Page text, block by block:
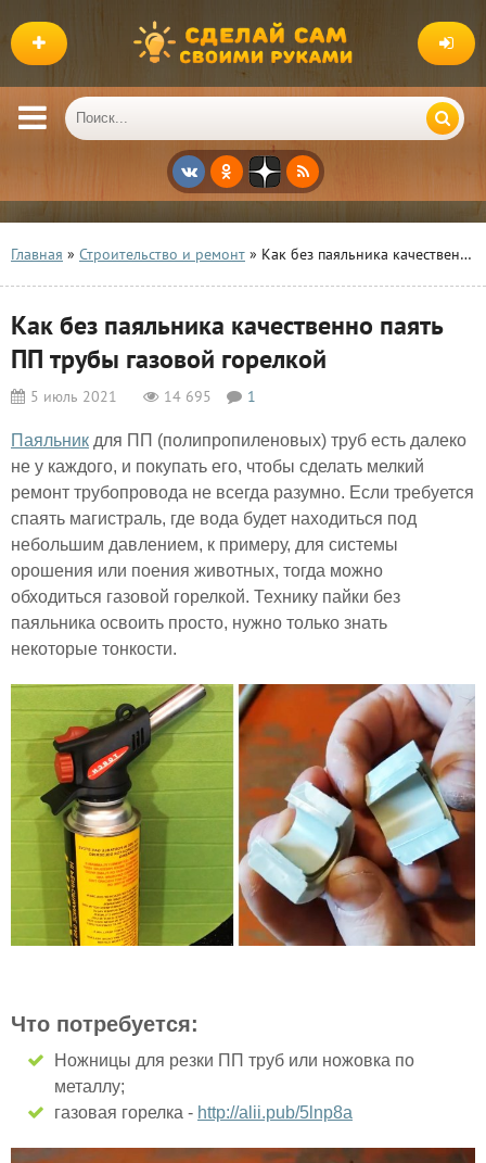
Главная » Строительство и ремонт » Как без паяльника качественно паять ПП трубы газовой горелкой
Как без паяльника качественно паять
ПП трубы газовой горелкой
5 июль 2021 14 695 1
Паяльник для ПП (полипропиленовых) труб есть далеко
не у каждого, и покупать его, чтобы сделать мелкий
ремонт трубопровода не всегда разумно. Если требуется
спаять магистраль, где вода будет находиться под
небольшим давлением, к примеру, для системы
орошения или поения животных, тогда можно
обходиться газовой горелкой. Технику пайки без
паяльника освоить просто, нужно только знать
некоторые тонкости.
Что потребуется:
Ножницы для резки ПП труб или ножовка по
металлу;
газовая горелка - http://alii.pub/5lnp8a